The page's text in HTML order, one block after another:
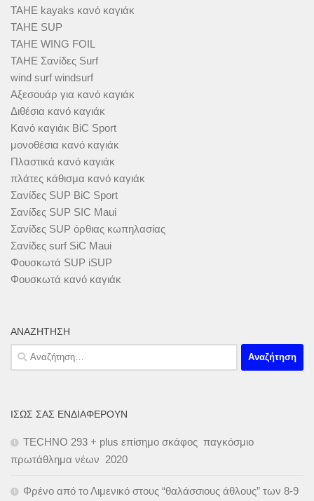
TAHE kayaks κανό καγιάκ
TAHE SUP
TAHE WING FOIL
TAHE Σανίδες Surf
wind surf windsurf
Αξεσουάρ για κανό καγιάκ
Διθέσια κανό καγιάκ
Κανό καγιάκ BiC Sport
μονοθέσια κανό καγιάκ
Πλαστικά κανό καγιάκ
πλάτες κάθισμα κανό καγιάκ
Σανίδες SUP BiC Sport
Σανίδες SUP SIC Maui
Σανίδες SUP όρθιας κωπηλασίας
Σανίδες surf SiC Maui
Φουσκωτά SUP iSUP
Φουσκωτά κανό καγιάκ
ΑΝΑΖΉΤΗΣΗ
Αναζήτηση
για:
ΊΣΩΣ ΣΑΣ ΕΝΔΙΑΦΈΡΟΥΝ
TECHNO 293 + plus επίσημο σκάφος παγκόσμιο
πρωτάθλημα νέων 2020
Φρένο από το Λιμενικό στους “θαλάσσιους άθλους” των 8-9